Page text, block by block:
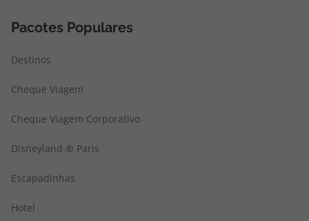
Pacotes Populares
Destinos
Cheque Viagem
Cheque Viagem Corporativo
Disneyland ® Paris
Escapadinhas
Hotel